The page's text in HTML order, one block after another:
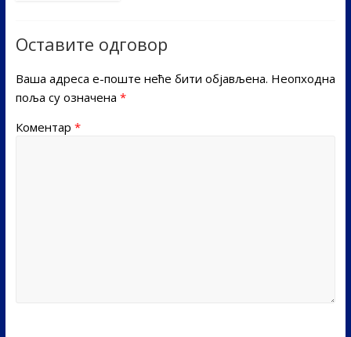
Оставите одговор
Ваша адреса е-поште неће бити објављена. Неопходна
поља су означена *
Коментар *